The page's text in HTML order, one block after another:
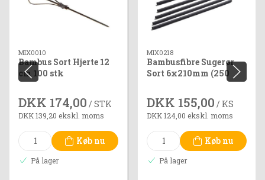
MIX0010
Bambus Sort Hjerte 12
cm 100 stk
DKK 174,00 / STK
DKK 139,20 ekskl. moms
Køb nu
På lager
MIX0218
Bambusfibre Sugerør
Sort 6x210mm (250
DKK 155,00 / KS
DKK 124,00 ekskl. moms
Køb nu
På lager